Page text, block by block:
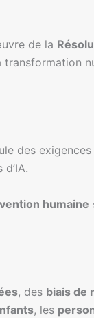
de la
des
humaine
, des biais de
, les